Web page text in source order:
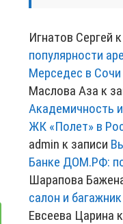
Игнатов Сергей
популярности
Мерседес в Сочи
Маслова Аза к
Академичность
ЖК «Полет» в
admin к записи
Банке ДОМ.РФ:
Шарапова
салон и
Евсеева Царина